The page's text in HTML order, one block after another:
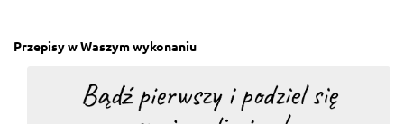
Przepisy w Waszym wykonaniu